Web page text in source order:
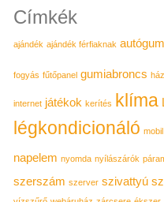
Címkék
ajándék ajándék férfiaknak
fogyás fűtőpanel gumiabroncs
internet játékok kerítés klíma
légkondicionáló mobil
napelem nyomda nyílászárók
szerszám szerver szivattyú